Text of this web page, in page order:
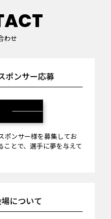
わせ
ポンサー応募
ポンサー様を募集してお
ことで、選手に夢を与えて
について